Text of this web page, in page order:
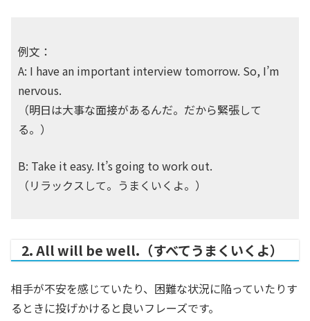
例文：
A: I have an important interview tomorrow. So, I’m
nervous.
（明日は大事な面接があるんだ。だから緊張して
る。）
B: Take it easy. It’s going to work out.
（リラックスして。うまくいくよ。）
2. All will be well.（すべてうまくいくよ）
相手が不安を感じていたり、困難な状況に陥っていたりす
るときに投げかけると良いフレーズです。